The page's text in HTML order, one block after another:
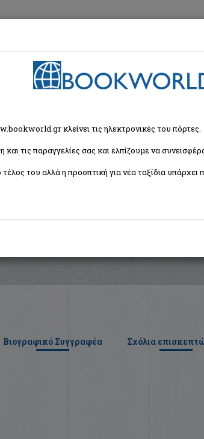
Βιογραφικό Συγγραφέα Σχόλια
κλείνει τις ηλεκτρονικές του πόρτες.
και τις παραγγελίες σας και ελπίζουμε να
του αλλά η προοπτική για νέα ταξίδια υπάρχει